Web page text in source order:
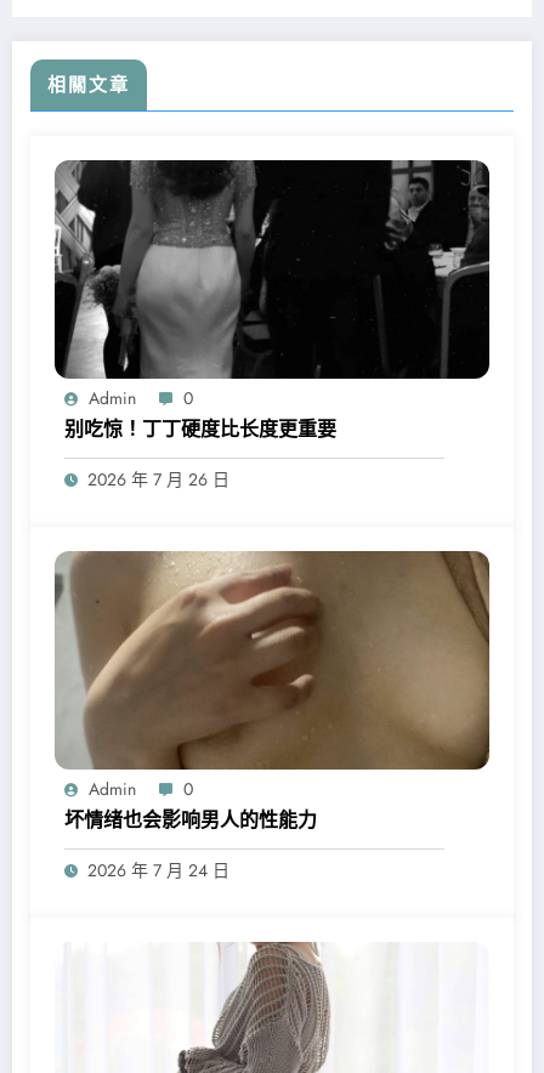
相關文章
Admin 0
别吃惊！丁丁硬度比长度更重要
2026 年 7 月 26 日
Admin 0
坏情绪也会影响男人的性能力
2026 年 7 月 24 日